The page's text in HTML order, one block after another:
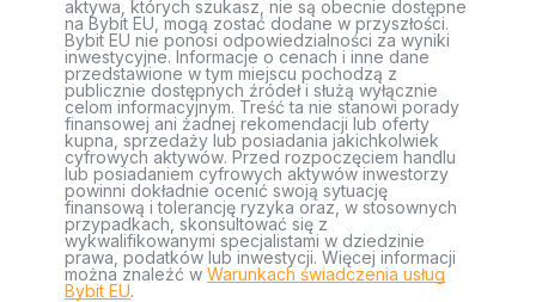
aktywa, których szukasz, nie są obecnie dostępne
na Bybit EU, mogą zostać dodane w przyszłości.
Bybit EU nie ponosi odpowiedzialności za wyniki
inwestycyjne. Informacje o cenach i inne dane
przedstawione w tym miejscu pochodzą z
publicznie dostępnych źródeł i służą wyłącznie
celom informacyjnym. Treść ta nie stanowi porady
finansowej ani żadnej rekomendacji lub oferty
kupna, sprzedaży lub posiadania jakichkolwiek
cyfrowych aktywów. Przed rozpoczęciem handlu
lub posiadaniem cyfrowych aktywów inwestorzy
powinni dokładnie ocenić swoją sytuację
finansową i tolerancję ryzyka oraz, w stosownych
przypadkach, skonsultować się z
wykwalifikowanymi specjalistami w dziedzinie
prawa, podatków lub inwestycji. Więcej informacji
można znaleźć w Warunkach świadczenia usług
Bybit EU.